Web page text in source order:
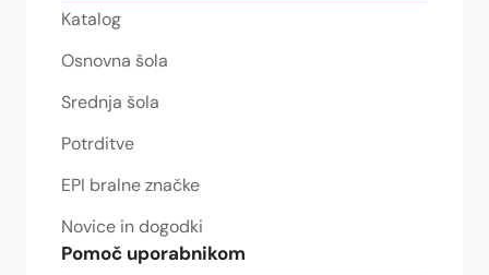
Katalog
Osnovna šola
Srednja šola
Potrditve
EPI bralne značke
Novice in dogodki
Pomoč uporabnikom